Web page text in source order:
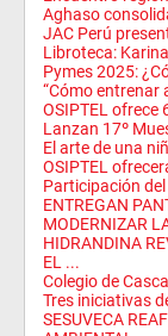
Aghaso
JAC Perú
Libroteca:
Pymes 2025:
“Cómo entrenar
OSIPTEL ofrece
Lanzan 17º
El arte de una
OSIPTEL
Participación
ENTREGAN
MODERNIZAR
HIDRANDINA
EL ...
Colegio de
Tres iniciativas
SESUVECA